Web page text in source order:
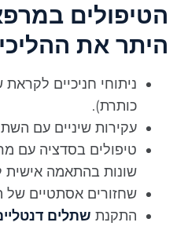
הטיפולים
היתר את
ניתוחי חניכיים לקראת
כותרת).
עקירות שיניים עם
טיפולים בסדציה עם
שונות בהתאמה אישית
שחזורים אסתטיים של
התקנתשתלים דנטליים.